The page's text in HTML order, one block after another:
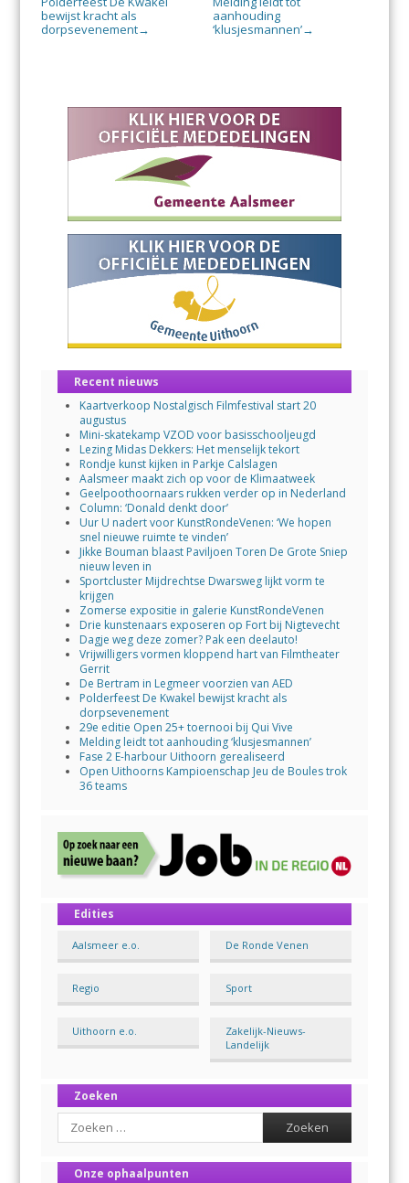
bewijst kracht als
dorpsevenement→
aanhouding
‘klusjesmannen’→
Recent nieuws
Kaartverkoop Nostalgisch Filmfestival start 20
augustus
Mini-skatekamp VZOD voor basisschooljeugd
Lezing Midas Dekkers: Het menselijk tekort
Rondje kunst kijken in Parkje Calslagen
Aalsmeer maakt zich op voor de Klimaatweek
Geelpoothoornaars rukken verder op in Nederland
Column: ‘Donald denkt door’
Uur U nadert voor KunstRondeVenen: ‘We hopen
snel nieuwe ruimte te vinden’
Jikke Bouman blaast Paviljoen Toren De Grote Sniep
nieuw leven in
Sportcluster Mijdrechtse Dwarsweg lijkt vorm te
krijgen
Zomerse expositie in galerie KunstRondeVenen
Drie kunstenaars exposeren op Fort bij Nigtevecht
Dagje weg deze zomer? Pak een deelauto!
Vrijwilligers vormen kloppend hart van Filmtheater
Gerrit
De Bertram in Legmeer voorzien van AED
Polderfeest De Kwakel bewijst kracht als
dorpsevenement
29e editie Open 25+ toernooi bij Qui Vive
Melding leidt tot aanhouding ‘klusjesmannen’
Fase 2 E-harbour Uithoorn gerealiseerd
Open Uithoorns Kampioenschap Jeu de Boules trok
36 teams
Edities
Aalsmeer e.o. De Ronde Venen
Regio Sport
Uithoorn e.o.
Zakelijk-Nieuws-
Landelijk
Zoeken
Search
Onze ophaalpunten